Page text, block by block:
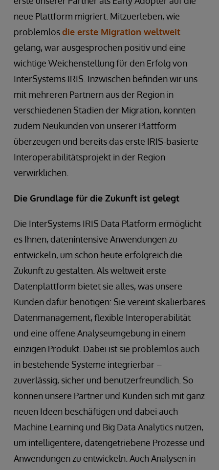
neue Plattform migriert. Mitzuerleben, wie
problemlosdie erste Migration weltweit
gelang, war ausgesprochen positiv und eine
wichtige Weichenstellung für den Erfolg von
InterSystems IRIS. Inzwischen befinden wir uns
mit mehreren Partnern aus der Region in
verschiedenen Stadien der Migration, konnten
zudem Neukunden von unserer Plattform
überzeugen und bereits das erste IRIS-basierte
Interoperabilitätsprojekt in der Region
verwirklichen.
Die Grundlage für die Zukunft ist gelegt
Die InterSystems IRIS Data Platform ermöglicht
es Ihnen, datenintensive Anwendungen zu
entwickeln, um schon heute erfolgreich die
Zukunft zu gestalten. Als weltweit erste
Datenplattform bietet sie alles, was unsere
Kunden dafür benötigen: Sie vereint skalierbares
Datenmanagement, flexible Interoperabilität
und eine offene Analyseumgebung in einem
einzigen Produkt. Dabei ist sie problemlos auch
in bestehende Systeme integrierbar –
zuverlässig, sicher und benutzerfreundlich. So
können unsere Partner und Kunden sich mit ganz
neuen Ideen beschäftigen und dabei auch
Machine Learning und Big Data Analytics nutzen,
um intelligentere, datengetriebene Prozesse und
Anwendungen zu entwickeln. Auch Analysen in